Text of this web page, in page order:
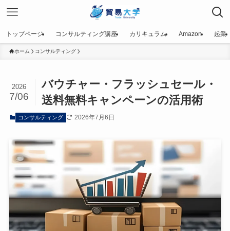
トップページ コンサルティング講座 カリキュラム Amazon 起業
ホーム コンサルティング
バウチャー・フラッシュセール・
送料無料キャンペーンの活用術
2026
7/06
コンサルティング 2026年7月6日